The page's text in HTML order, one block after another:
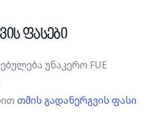
ფასები
უნაკერო FUE
თმის გადანერგვის ფასი